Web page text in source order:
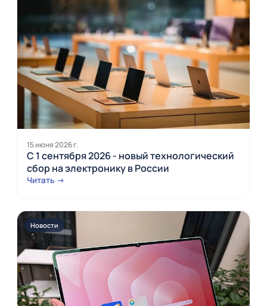
15 июня 2026 г.
С 1 сентября 2026 - новый технологический
сбор на электронику в России
Читать →
Новости